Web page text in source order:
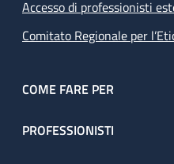
Accesso di professionisti
Comitato Regionale per
COME FARE PER
PROFESSIONISTI